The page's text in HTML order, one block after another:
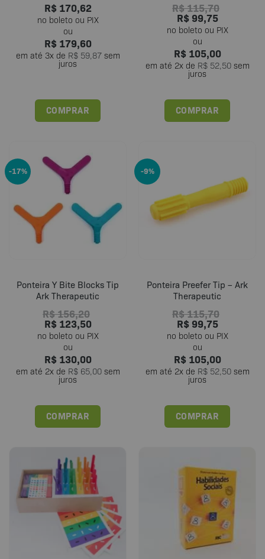
R$170,62
R$179,60
em até 3x de R$59,87sem
juros
COMPRAR
Este
várias
variantes.
As
opções
podem
escolhidas
produto
R$115,70
R$99,75
R$105,00
em até 2x de R$52,50sem
juros
COMPRAR
Este
opções
podem
produto
-17%
Ponteira Y Bite Blocks Tip
Ark Therapeutic
R$156,20
R$123,50
R$130,00
em até 2x de R$65,00sem
juros
COMPRAR
Este
várias
variantes.
As
podem
ser
escolhidas
-9%
Ponteira Preefer Tip – Ark
Therapeutic
R$115,70
R$99,75
R$105,00
em até 2x de R$52,50sem
juros
COMPRAR